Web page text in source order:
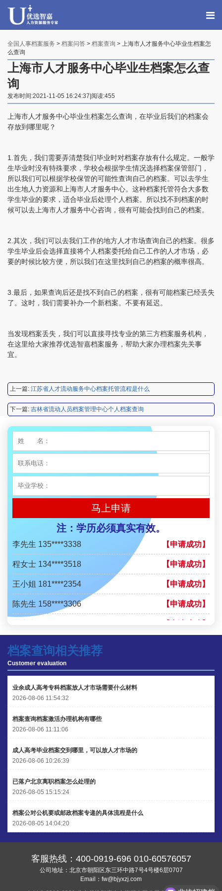
全国人事档案服务 > 档案问答 > 档案查询 > 上海市人才服务中心毕业生档案怎
么查询
上海市人才服务中心毕业生档案怎么查
询
发布时间:2021-11-05 16:24:37|阅读:455
上海市人才服务中心毕业生档案怎么查询，在毕业后我们的档案会
存放到哪里呢？
1.首先，我们需要弄清楚我们毕业时对档案存放有什么规定。一般学
生毕业时没有特殊要求，学校会根据学生情况选择档案保管部门，
所以我们可以根据学校保管的可能性查询自己的档案。可以去学生
出生地人力资源和上海市人才服务中心。这种档案托管符合大多数
学生毕业的要求，适合毕业后处理个人档案。所以找不到档案的时
候可以去上海市人才服务中心咨询，很有可能会找到自己的档案。
2.其次，我们可以去我们工作的地方人才市场查询自己的档案。很多
学生毕业后会选择直接将个人档案委托给自己工作的人才市场，必
要的时候比较方便，所以我们在这里找到自己的档案的概率很高。
3.最后，如果查询后还是找不到自己的档案，很有可能档案已经丢失
了。这时，我们需要补办一个新档案。不要有延迟。
当发现档案丢失，我们可以直接寻找专业的第三方档案服务机构，
在这里给大家推荐优选智嘉档案服务，帮助大家办理档案先关事
宜。
上一篇: 江苏省人才流动服务中心档案托管流程是什么
下一篇: 吉林省流动人员档案管理中心个人档案查询
马上申请
注：学历必须真实有效。
程女士 134****3518 【申请成功】
王小姐 181****2354 【申请成功】
李先生 137****1923 【申请成功】
王小姐 185****2848 【申请成功】
李先生 135****3338 【申请成功】
程女士 134****3518 【申请成功】
陈先生 158****3306
李先生 137****1923
程女士 136****3253
陈先生 189****1098
李先生 135****3338 【申请成功】
程女士 134****3518 【申请成功】
王小姐 181****2354 【申请成功】
陈先生 158****3306 【申请成功】
李先生 137****1923 【申请成功】
程女士 136****3253
王小姐 185****2848
李先生 135****3338
档案查询相关推荐
Customer evaluation
业余成人高考专科档案放人才市场需要什么材料
2026-08-06 11:54:32
档案查询档案激活办理机构有哪些
2026-08-06 11:11:06
成人高考毕业档案交到哪里，可以放人才市场的
2026-08-06 10:26:39
已落户北京离职档案怎么处理的
2026-08-05 15:15:24
档案公对公机要或邮政档案专递的具体流程是什么
2026-08-05 14:04:20
客服热线： 400-0919-696 010-60576057
公司地址：北京市朝阳区东三环中路7号4号楼6层0707
Email： fw@bjyxzj.com